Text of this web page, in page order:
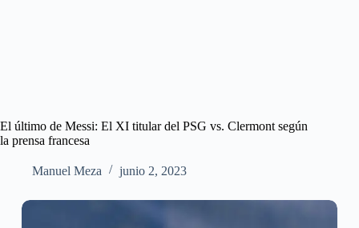
El último de Messi: El XI titular del PSG vs. Clermont según
la prensa francesa
Manuel Meza junio 2, 2023